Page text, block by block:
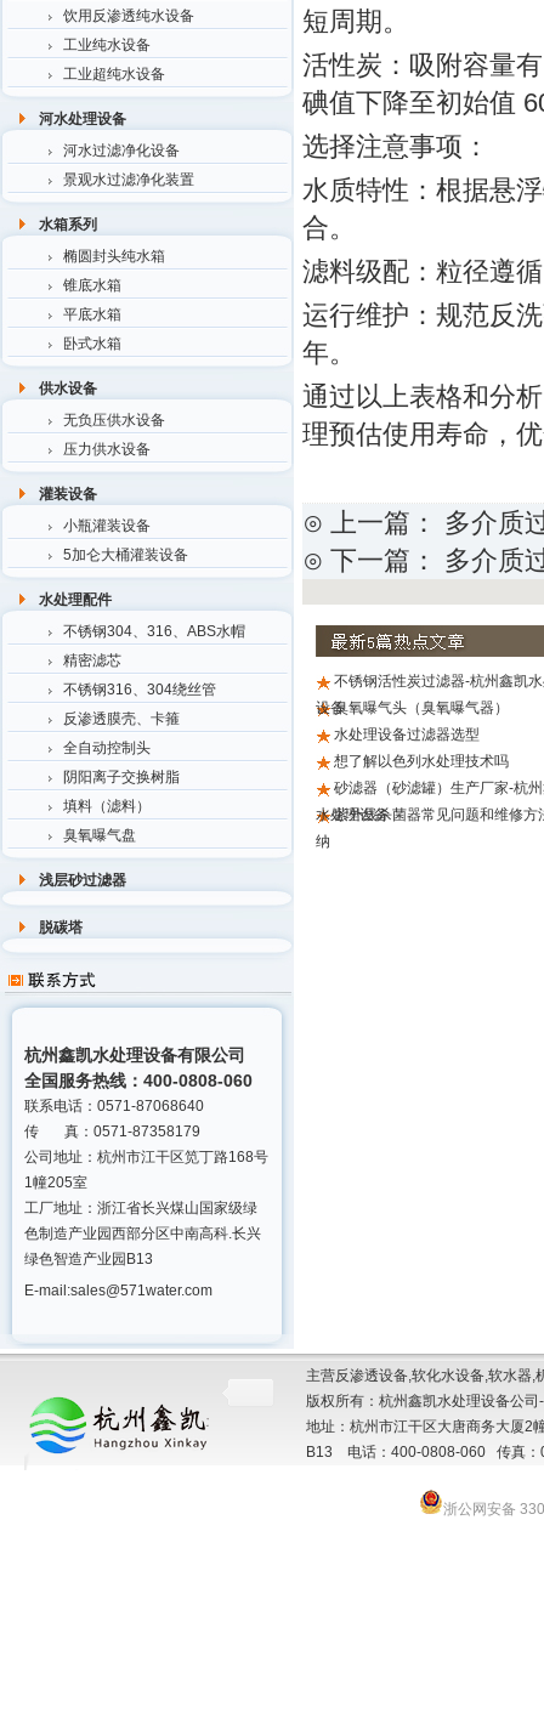
饮用反渗透纯水设备
工业纯水设备
工业超纯水设备
河水处理设备
河水过滤净化设备
景观水过滤净化装置
水箱系列
椭圆封头纯水箱
锥底水箱
平底水箱
卧式水箱
供水设备
无负压供水设备
压力供水设备
灌装设备
小瓶灌装设备
5加仑大桶灌装设备
水处理配件
不锈钢304、316、ABS水帽
精密滤芯
不锈钢316、304绕丝管
反渗透膜壳、卡箍
全自动控制头
阴阳离子交换树脂
填料（滤料）
臭氧曝气盘
浅层砂过滤器
脱碳塔
杭州鑫凯水处理设备有限公司
全国服务热线：400-0808-060
联系电话：0571-87068640
传 真：0571-87358179
公司地址：杭州市江干区笕丁路168号
1幢205室
工厂地址：浙江省长兴煤山国家级绿
色制造产业园西部分区中南高科.长兴
绿色智造产业园B13
E-mail:sales@571water.com
短周期。
活性炭：吸附容量
碘值下降至初始值
选择注意事项：
水质特性：根据悬
合。
滤料级配：粒径遵
运行维护：规范反
年。
通过以上表格和分
理预估使用寿命，
⊙ 上一篇： 多介质
⊙ 下一篇： 多介质
不锈钢活性炭过滤器-杭州鑫凯
设备臭氧曝气头（臭氧曝气器）
水处理设备过滤器选型
想了解以色列水处理技术吗
砂滤器（砂滤罐）生产厂家-杭
水处理设备
紫外线杀菌器常见问题和维修方
纳
主营反渗透设备,软化水设备,软水器
版权所有：杭州鑫凯水处理设备公
地址：杭州市江干区大唐商务大厦2
B13 电话：400-0808-060 传真：
浙公网安备